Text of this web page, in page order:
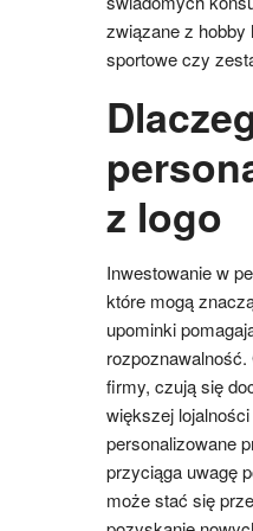
związane z hobby
sportowe czy
z logo
Inwestowanie w
które mogą
upominki
firmy, czują się
większej
personalizowane
przyciąga uwagę
może stać się